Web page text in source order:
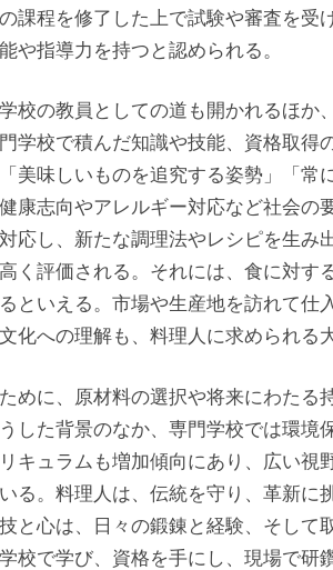
課程を修了した上で試験や審査を受
や指導力を持つと認められる。
校の教員としての道も開かれるほか
学校で積んだ知識や技能、資格取得
美味しいものを追究する姿勢」「常
康志向やアレルギー対応など社会の
応し、新たな調理法やレシピを生み
く評価される。それには、食に対す
といえる。市場や生産地を訪れて仕
化への理解も、料理人に求められる
めに、原材料の選択や将来にわたる
した背景のなか、専門学校では環境
キュラムも増加傾向にあり、広い視
る。料理人は、伝統を守り、革新に
と心は、日々の鍛錬と経験、そして
校で学び、資格を手にし、現場で研